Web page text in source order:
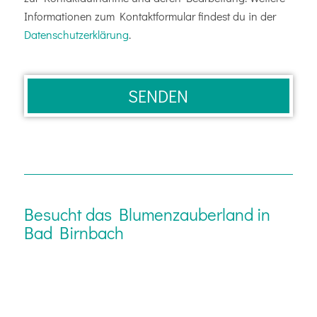
Informationen zum Kontaktformular findest du in der
Datenschutzerklärung.
Besucht das Blumenzauberland in
Bad Birnbach